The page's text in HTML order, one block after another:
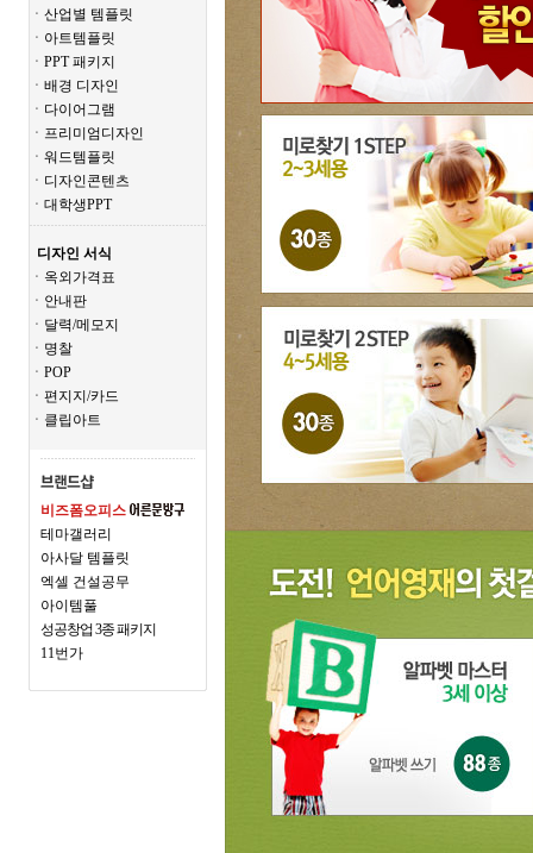
ㆍ산업별 템플릿
ㆍ아트템플릿
ㆍPPT 패키지
ㆍ배경 디자인
ㆍ다이어그램
ㆍ프리미엄디자인
ㆍ워드템플릿
ㆍ디자인콘텐츠
ㆍ대학생PPT
디자인 서식
ㆍ옥외가격표
ㆍ안내판
ㆍ달력/메모지
ㆍ명찰
ㆍPOP
ㆍ편지지/카드
ㆍ클립아트
비즈폼오피스
테마갤러리
아사달 템플릿
엑셀 건설공무
아이템풀
성공창업 3종 패키지
11번가